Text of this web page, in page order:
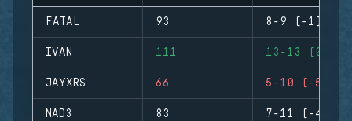
FATAL 93 8-9 (-1)
IVAN 111 13-13 (0)
JAYXRS 66 5-10 (-5)
NAD3 83 7-11 (-4)